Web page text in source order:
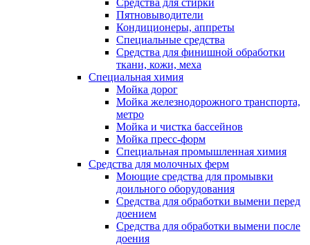
Средства для стирки
Пятновыводители
Кондиционеры, аппреты
Специальные средства
Средства для финишной обработки
ткани, кожи, меха
Специальная химия
Мойка дорог
Мойка железнодорожного транспорта,
метро
Мойка и чистка бассейнов
Мойка пресс-форм
Специальная промышленная химия
Средства для молочных ферм
Моющие средства для промывки
доильного оборудования
Средства для обработки вымени перед
доением
Средства для обработки вымени после
доения